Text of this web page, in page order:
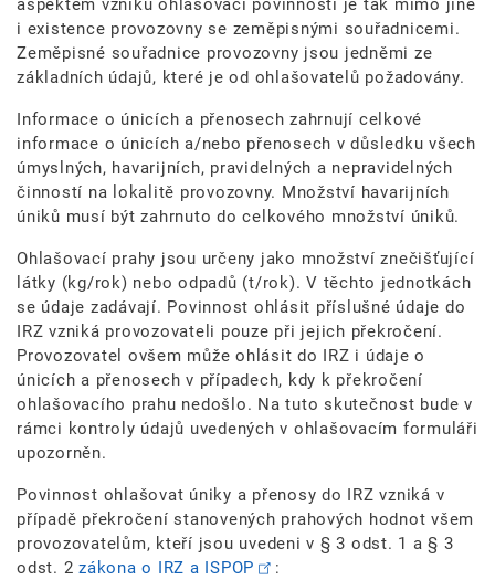
aspektem vzniku ohlašovací povinnosti je tak mimo jiné
i existence provozovny se zeměpisnými souřadnicemi.
Zeměpisné souřadnice provozovny jsou jedněmi ze
základních údajů, které je od ohlašovatelů požadovány.
Informace o únicích a přenosech zahrnují celkové
informace o únicích a/nebo přenosech v důsledku všech
úmyslných, havarijních, pravidelných a nepravidelných
činností na lokalitě provozovny. Množství havarijních
úniků musí být zahrnuto do celkového množství úniků.
Ohlašovací prahy jsou určeny jako množství znečišťující
látky (kg/rok) nebo odpadů (t/rok). V těchto jednotkách
se údaje zadávají. Povinnost ohlásit příslušné údaje do
IRZ vzniká provozovateli pouze při jejich překročení.
Provozovatel ovšem může ohlásit do IRZ i údaje o
únicích a přenosech v případech, kdy k překročení
ohlašovacího prahu nedošlo. Na tuto skutečnost bude v
rámci kontroly údajů uvedených v ohlašovacím formuláři
upozorněn.
Povinnost ohlašovat úniky a přenosy do IRZ vzniká v
případě překročení stanovených prahových hodnot všem
provozovatelům, kteří jsou uvedeni v § 3 odst. 1 a § 3
odst. 2 zákona o IRZ a ISPOP :